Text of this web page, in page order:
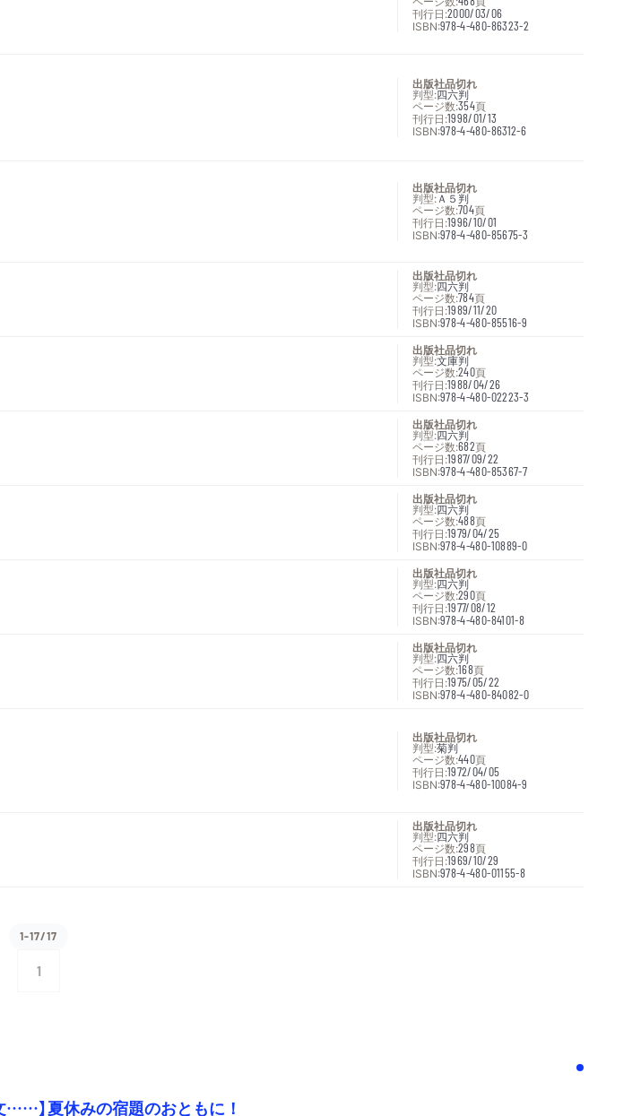
刊行日:2000/03/06
ISBN:978-4-480-86323-2
出版社品切れ
判型:四六判
ページ数:354頁
刊行日:1998/01/13
ISBN:978-4-480-86312-6
出版社品切れ
判型: Ａ５判
ページ数:704頁
刊行日:1996/10/01
ISBN:978-4-480-85675-3
出版社品切れ
判型:四六判
ページ数:784頁
刊行日:1989/11/20
ISBN:978-4-480-85516-9
出版社品切れ
判型:文庫判
ページ数:240頁
刊行日:1988/04/26
ISBN:978-4-480-02223-3
出版社品切れ
判型:四六判
ページ数:682頁
刊行日:1987/09/22
ISBN:978-4-480-85367-7
出版社品切れ
判型:四六判
ページ数:488頁
刊行日:1979/04/25
ISBN:978-4-480-10889-0
出版社品切れ
判型:四六判
ページ数:290頁
刊行日:1977/08/12
ISBN:978-4-480-84101-8
出版社品切れ
判型:四六判
ページ数:168頁
刊行日:1975/05/22
ISBN:978-4-480-84082-0
出版社品切れ
判型:菊判
ページ数:440頁
刊行日:1972/04/05
ISBN:978-4-480-10084-9
出版社品切れ
判型:四六判
ページ数:298頁
刊行日:1969/10/29
ISBN:978-4-480-01155-8
1-17/17
1
……】夏休みの宿題のおともに！